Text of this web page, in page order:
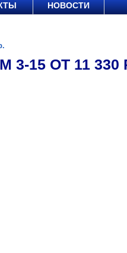
НОВОСТИ
15 ОТ 11 330